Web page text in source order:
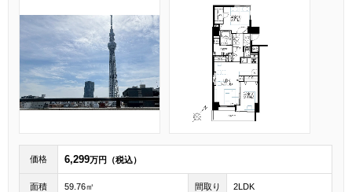
価格 6,299万円（税込）
面積 59.76㎡ 間取り 2LDK